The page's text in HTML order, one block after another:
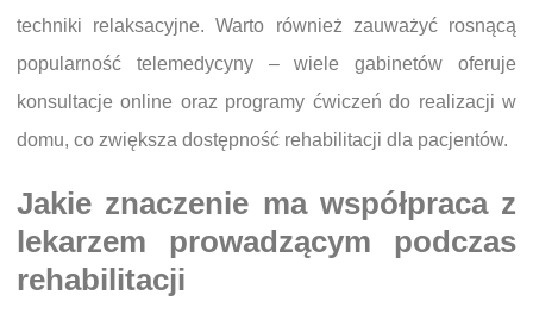
techniki relaksacyjne. Warto również zauważyć rosnącą
popularność telemedycyny – wiele gabinetów oferuje
konsultacje online oraz programy ćwiczeń do realizacji w
domu, co zwiększa dostępność rehabilitacji dla pacjentów.
Jakie znaczenie ma współpraca z
lekarzem prowadzącym podczas
rehabilitacji